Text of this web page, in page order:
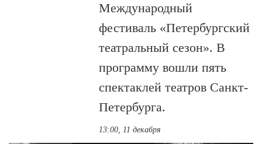
Международный
фестиваль «Петербургский
театральный сезон». В
программу вошли пять
спектаклей театров Санкт-
Петербурга.
13:00, 11 декабря